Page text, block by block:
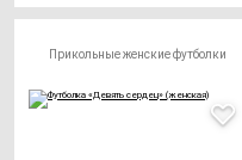
Прикольные женские футболки